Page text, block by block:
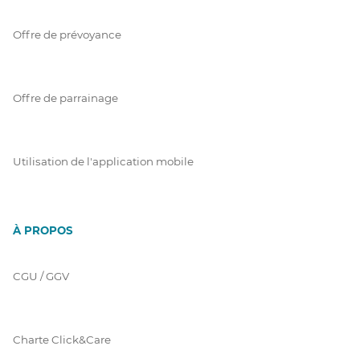
Offre de prévoyance
Offre de parrainage
Utilisation de l'application mobile
À PROPOS
CGU / GGV
Charte Click&Care